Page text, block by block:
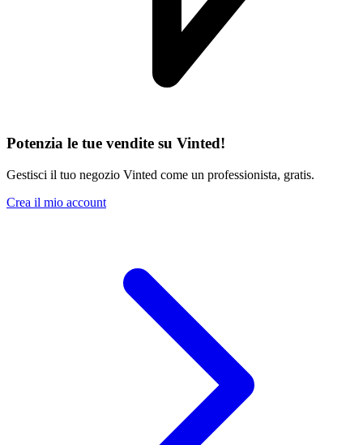
Potenzia le tue vendite su Vinted!
Gestisci il tuo negozio Vinted come un professionista, gratis.
Crea il mio account